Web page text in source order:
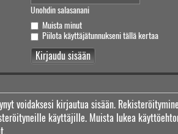
Unohdin salasanani
Muista minut
Piilota käyttäjätunnukseni tällä kertaa
voidaksesi kirjautua sisään.
käyttäjille. Muista lukea